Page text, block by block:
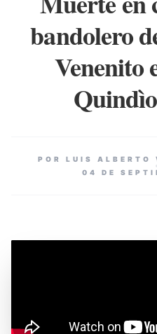
bandolero
Venenito
POR LUIS ALBERTO
04 DE